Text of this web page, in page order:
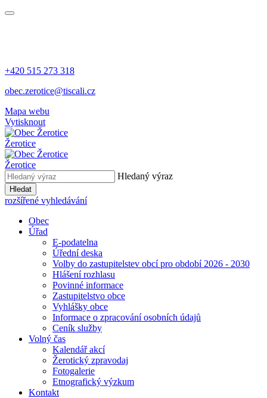
+420 515 273 318
obec.zerotice@tiscali.cz
Mapa webu
Vytisknout
Žerotice
Žerotice
Hledaný výraz
Hledat
rozšířené vyhledávání
Obec
Úřad
E-podatelna
Úřední deska
Volby do zastupitelstev obcí pro období 2026 - 2030
Hlášení rozhlasu
Povinné informace
Zastupitelstvo obce
Vyhlášky obce
Informace o zpracování osobních údajů
Ceník služby
Volný čas
Kalendář akcí
Žerotický zpravodaj
Fotogalerie
Etnografický výzkum
Kontakt